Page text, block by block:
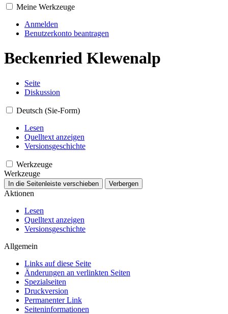
Meine Werkzeuge
Anmelden
Benutzerkonto beantragen
Beckenried Klewenalp
Seite
Diskussion
Deutsch (Sie-Form)
Lesen
Quelltext anzeigen
Versionsgeschichte
Werkzeuge
Werkzeuge
In die Seitenleiste verschieben Verbergen
Aktionen
Lesen
Quelltext anzeigen
Versionsgeschichte
Allgemein
Links auf diese Seite
Änderungen an verlinkten Seiten
Spezialseiten
Druckversion
Permanenter Link
Seiten­­informationen